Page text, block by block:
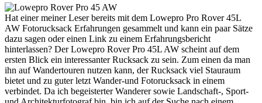
Hat einer meiner Leser bereits mit dem Lowepro Pro Rover 45L
AW Fotorucksack Erfahrungen gesammelt und kann ein paar Sätze
dazu sagen oder einen Link zu einem Erfahrungsbericht
hinterlassen? Der Lowepro Rover Pro 45L AW scheint auf dem
ersten Blick ein interessanter Rucksack zu sein. Zum einen da man
ihn auf Wandertouren nutzen kann, der Rucksack viel Stauraum
bietet und zu guter letzt Wander-und Fotorucksack in einem
verbindet. Da ich begeisterter Wanderer sowie Landschaft-, Sport-